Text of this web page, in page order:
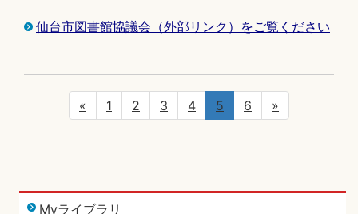
仙台市図書館協議会（外部リンク）をご覧ください
« 1 2 3 4 5 6 »
Myライブラリ